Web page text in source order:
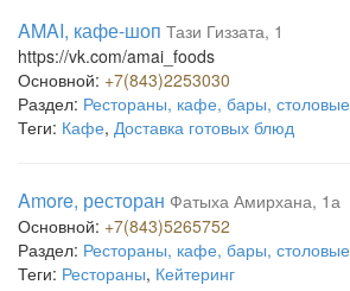
AMAI, кафе-шоп Тази Гиззата, 1
https://vk.com/amai_foods
Основной: +7(843)2253030
Раздел: Рестораны, кафе, бары, столовые
Теги: Кафе, Доставка готовых блюд
Amore, ресторан Фатыха Амирхана, 1а
Основной: +7(843)5265752
Раздел: Рестораны, кафе, бары, столовые
Теги: Рестораны, Кейтеринг